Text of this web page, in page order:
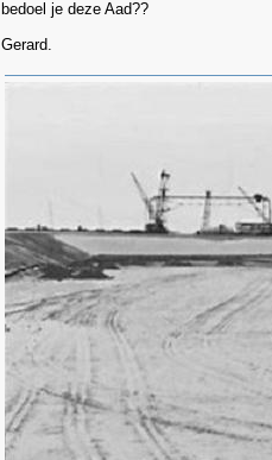
bedoel je deze Aad??
Gerard.